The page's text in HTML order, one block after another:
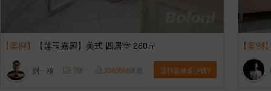
【案例】 【莲玉嘉园】美式 四居室 260㎡
刘一禛 7张 3380666浏览 这样装修多少钱?
【案例